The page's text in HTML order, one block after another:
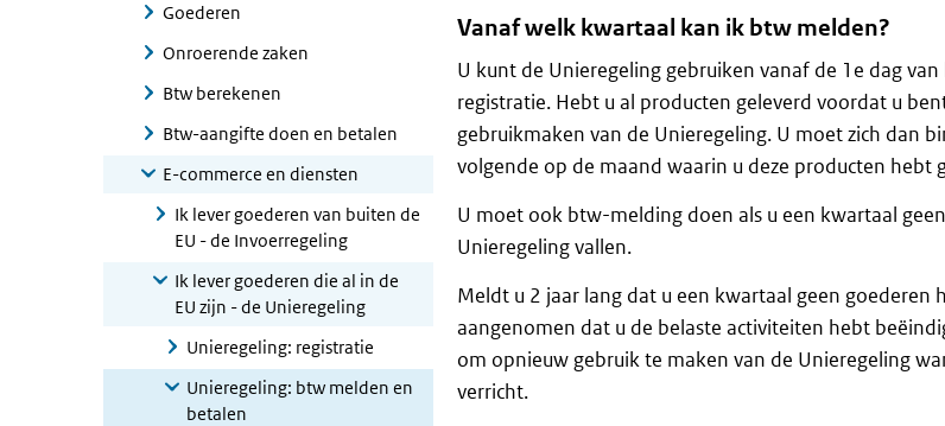
Goederen
Onroerende zaken
Btw berekenen
Btw-aangifte doen en betalen
E-commerce en diensten
Ik lever goederen van buiten de
EU - de Invoerregeling
Ik lever goederen die al in de
EU zijn - de Unieregeling
Unieregeling: registratie
Unieregeling: btw melden en
betalen
Vanaf welk kwartaal kan ik btw melden?
U kunt de Unieregeling gebruiken vanaf de 1e dag
registratie. Hebt u al producten geleverd voordat u
gebruikmaken van de Unieregeling. U moet zich dan
volgende op de maand waarin u deze producten hebt
U moet ook btw-melding doen als u een kwartaal
Unieregeling vallen.
Meldt u 2 jaar lang dat u een kwartaal geen goederen
aangenomen dat u de belaste activiteiten hebt
om opnieuw gebruik te maken van de Unieregeling
verricht.